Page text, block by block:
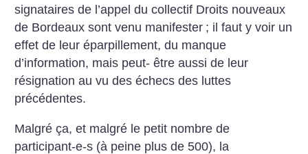
signataires de l’appel du collectif Droits nouveaux
de Bordeaux sont venu manifester ; il faut y voir un
effet de leur éparpillement, du manque
d’information, mais peut- être aussi de leur
résignation au vu des échecs des luttes
précédentes.
Malgré ça, et malgré le petit nombre de
participant-e-s (à peine plus de 500), la